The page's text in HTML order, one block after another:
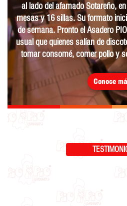
al lado del afamado Sotareño,
mesas y 16 sillas. Su formato
de semana. Pronto el Asadero
usual que quienes salían de
tomar consomé, comer pollo y
Conoce